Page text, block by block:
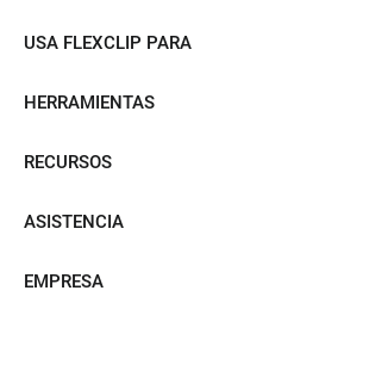
USA FLEXCLIP PARA
HERRAMIENTAS
RECURSOS
ASISTENCIA
EMPRESA